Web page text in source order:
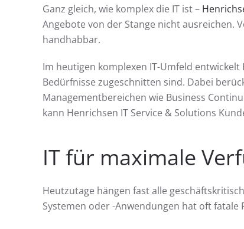
Ganz gleich, wie komplex die IT ist –
Angebote von der Stange nicht ausreichen.
handhabbar.
Im heutigen komplexen IT-Umfeld
Bedürfnisse zugeschnitten sind. Dabei
Managementbereichen wie Business
kann Henrichsen IT Service & Solutions
IT für maximale
Heutzutage hängen fast alle
Systemen oder -Anwendungen hat oft